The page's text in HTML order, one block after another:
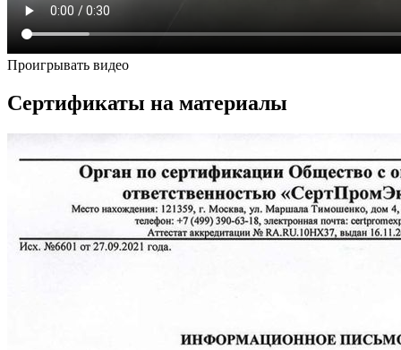
Проигрывать видео
Сертификаты на материалы